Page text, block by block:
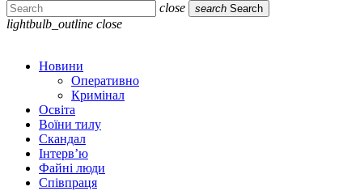
close search Search
lightbulb_outline close
Новини
Оперативно
Кримінал
Освіта
Воїни тилу
Скандал
Інтерв’ю
Файні люди
Співпраця